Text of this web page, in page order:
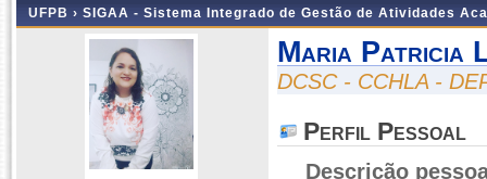
UFPB › SIGAA - Sistema Integrado de Gestão de Atividades
Maria Patricia
DCSC - CCHLA -
Perfil Pessoal
Descrição